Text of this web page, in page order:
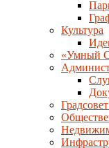
Культура
«Умный